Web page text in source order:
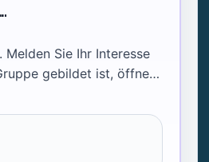
Melden Sie Ihr Interesse
gebildet ist, öffnen